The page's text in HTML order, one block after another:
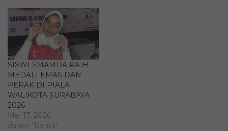
SISWI SMAMDA RAIH
MEDALI EMAS DAN
PERAK DI PIALA
WALIKOTA SURABAYA
2026
Mei 17, 2026
dalam "Berita"